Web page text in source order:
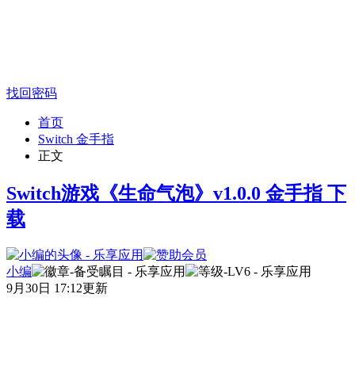
找回密码
首页
Switch 金手指
正文
Switch游戏《生命气泡》v1.0.0 金手指 下
载
小编
9月30日 17:12更新